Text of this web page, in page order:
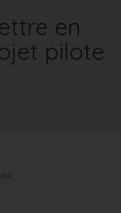
en
pilote